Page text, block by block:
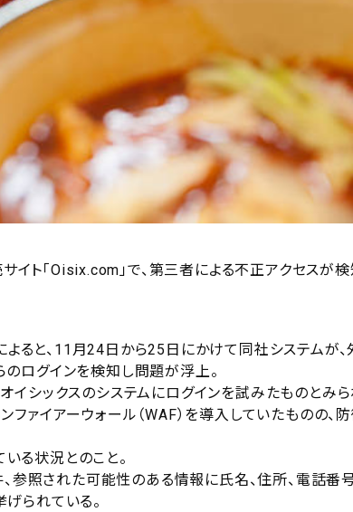
ト「Oisix.com」で、第三者による不正アクセスが検
によると、11月24日から25日にかけて同社システムが、
ログインを検知し問題が浮上。
イシックスのシステムにログインを試みたものとみ
ァイアーウォール（WAF）を導入していたものの、
る状況とのこと。
照された可能性のある情報に氏名、住所、電話番号
られている。